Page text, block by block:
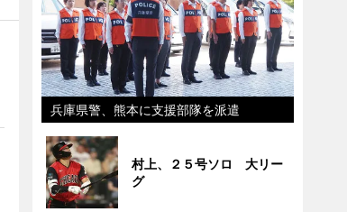
兵庫県警、熊本に支援部隊を派遣
村上、２５号ソロ 大リー
グ